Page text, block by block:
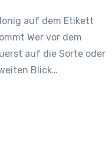
Wer vor dem
auf die Sorte oder
Blick…